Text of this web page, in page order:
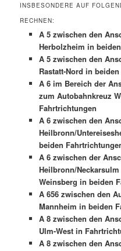
NSBESONDERE AUF
ECHNEN:
A 5 zwischen den
Herbolzheim in
A 5 zwischen den
Rastatt-Nord in
A 6 im Bereich der
zum Autobahnkreuz
Fahrtrichtungen
A 6 zwischen den
Heilbronn/
beiden
A 6 zwischen der
Heilbronn/
Weinsberg in beiden
A 656 zwischen den
Mannheim in beiden
A 8 zwischen den
Ulm-West in
A 8 zwischen den